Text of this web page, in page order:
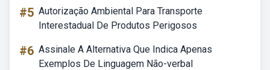
#5 Autorização Ambiental Para Transporte
Interestadual De Produtos Perigosos
#6 Assinale A Alternativa Que Indica Apenas
Exemplos De Linguagem Não-verbal